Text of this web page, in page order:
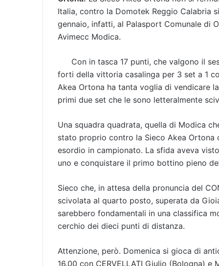
Italia, contro la Domotek Reggio Calabria
gennaio, infatti, al Palasport Comunale di
Avimecc Modica.
Con in tasca 17 punti, che valgono il
forti della vittoria casalinga per 3 set a 1
Akea Ortona ha tanta voglia di vendicare
primi due set che le sono letteralmente
Una squadra quadrata, quella di Modica
stato proprio contro la Sieco Akea Ortona
esordio in campionato. La sfida aveva
uno e conquistare il primo bottino pieno
Sieco che, in attesa della pronuncia del
scivolata al quarto posto, superata da
sarebbero fondamentali in una classifica
cerchio dei dieci punti di distanza.
Attenzione, però. Domenica si gioca di
16.00 con CERVELLATI Giulio (Bologna) e